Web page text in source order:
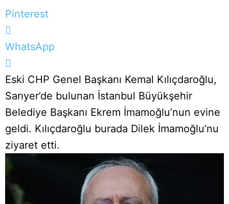
Pinterest
WhatsApp
Eski CHP Genel Başkanı Kemal Kılıçdaroğlu,
Sarıyer’de bulunan İstanbul Büyükşehir
Belediye Başkanı Ekrem İmamoğlu’nun evine
geldi. Kılıçdaroğlu burada Dilek İmamoğlu’nu
ziyaret etti.